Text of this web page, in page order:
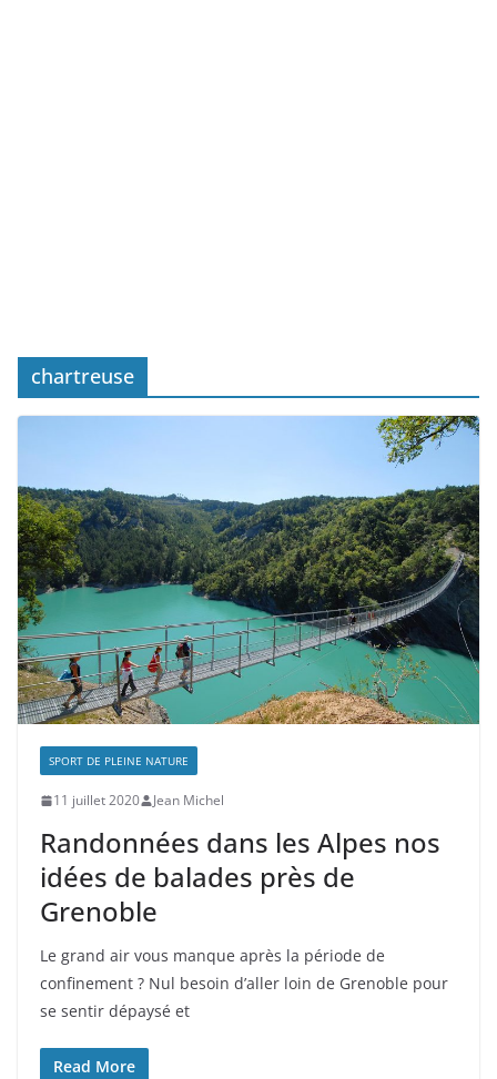
chartreuse
SPORT DE PLEINE NATURE
11 juillet 2020 Jean Michel
Randonnées dans les Alpes nos
idées de balades près de
Grenoble
Le grand air vous manque après la période de
confinement ? Nul besoin d’aller loin de Grenoble pour
se sentir dépaysé et
Read More